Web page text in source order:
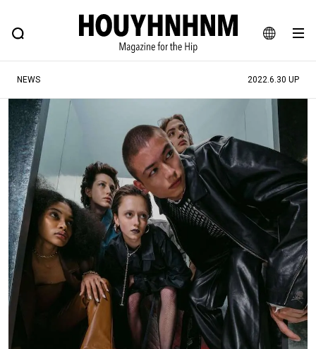
JA
EN
FEATURE BLOG SNAP
ヒップなファッション、カルチャー、ライフスタイルWEBマガジン
#注目のタグ
#SHOPPING ADDICT #憧れの逸品
#ESSENTIAL DESIGNS #古着サミット
#NEW VINTAGE #マイナーグッド図鑑
#路地裏てぃーん。 #MONTHLY JOURNAL
#GH 銘品の所以 #フイナムのYouTube
#Commune H #FOCUS IT #AH.H
#ととけん #FASHION #MUSIC #MOVIE
#LIFESTYLE #SNEAKER #OUTDOOR
#SPORTS #HANDSOME HANDBOOK
NEWS 2022.6.30 UP